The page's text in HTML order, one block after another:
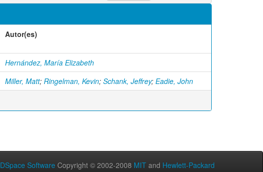
Autor(es)
Hernández, María Elizabeth
Miller, Matt; Ringelman, Kevin; Schank, Jeffrey; Eadie, John
DSpace Software Copyright © 2002-2008 MIT and Hewlett-Packard